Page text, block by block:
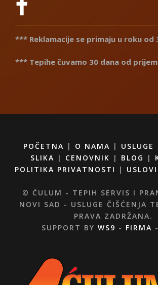
*** Reklamacije se primaju u roku od
*** Tepihe čuvamo 30 dana od
POČETNA | O NAMA | USLUGE
SLIKA | CENOVNIK | BLOG |
POLITIKA PRIVATNOSTI
|
© ĆULUM - TEPIH SERVIS I
NOVI SAD - USLUGE ČIŠĆENJA
PRAVA ZADRŽANA.
SUPPORT BY WS9 - FIRMA -